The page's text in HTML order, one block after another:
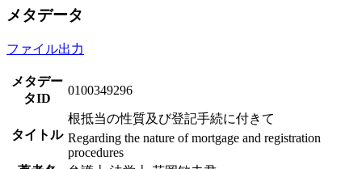
メタデータ
ファイル出力
メタデー
タID
0100349296
タイトル
根抵当の性質及び登記手続に付きて
Regarding the nature of mortgage and registration
procedures